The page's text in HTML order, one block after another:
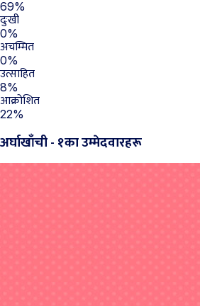
69%
दुःखी
0%
अचम्मित
0%
उत्साहित
8%
आक्रोशित
22%
अर्घाखाँची - १का उम्मेदवारहरू